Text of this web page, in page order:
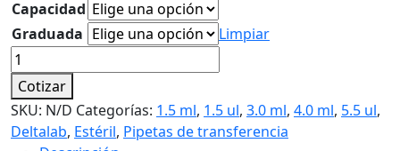
Capacidad
Graduada
Limpiar
Pipetas
de
transferencia,
estéril
cantidad
Cotizar
SKU: N/D Categorías: 1.5 ml, 1.5 ul, 3.0 ml, 4.0 ml, 5.5 ul,
Deltalab, Estéril, Pipetas de transferencia